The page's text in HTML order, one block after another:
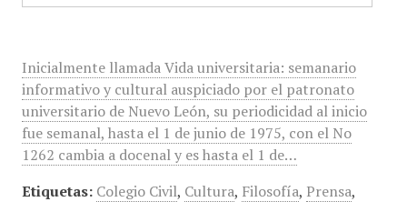
Inicialmente llamada Vida universitaria: semanario
informativo y cultural auspiciado por el patronato
universitario de Nuevo León, su periodicidad al inicio
fue semanal, hasta el 1 de junio de 1975, con el No
1262 cambia a docenal y es hasta el 1 de…
Etiquetas: Colegio Civil, Cultura, Filosofía, Prensa,